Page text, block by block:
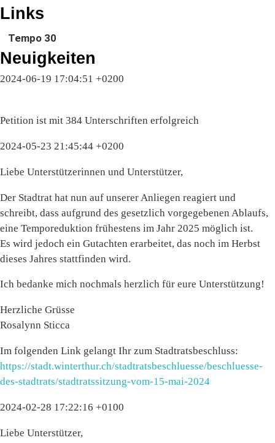
Links
Tempo 30
Neuigkeiten
2024-06-19 17:04:51 +0200
Petition ist mit 384 Unterschriften erfolgreich
2024-05-23 21:45:44 +0200
Liebe Unterstützerinnen und Unterstützer,
Der Stadtrat hat nun auf unserer Anliegen reagiert und
schreibt, dass aufgrund des gesetzlich vorgegebenen Ablaufs,
eine Temporeduktion frühestens im Jahr 2025 möglich ist.
Es wird jedoch ein Gutachten erarbeitet, das noch im Herbst
dieses Jahres stattfinden wird.
Ich bedanke mich nochmals herzlich für eure Unterstützung!
Herzliche Grüsse
Rosalynn Sticca
Im folgenden Link gelangt Ihr zum Stadtratsbeschluss:
https://stadt.winterthur.ch/stadtratsbeschluesse/beschluesse-
des-stadtrats/stadtratssitzung-vom-15-mai-2024
2024-02-28 17:22:16 +0100
Liebe Unterstützer,